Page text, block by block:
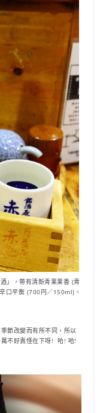
」，帶有清新青果果香 (青
口平衡 (700円／150ml)。
節改變而有所不同，所以
不好責怪在下呀! 哈! 哈!